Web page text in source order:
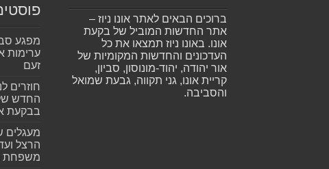
ברוכים הבאים לאתר אונו ניוז –
אתר החדשות המוביל של בקעת
אונו. באונו ניוז תמצאו את כל
העדכונים והחדשות המקומיות של
אור יהודה, יהוד-מונוסון, סביון,
קריית אונו, גני תקווה, גבעת שמואל
והסביבה.
ערימות
זעם
חוזרים
החדש
בבקעת
מעגלים
הרצל
משפחת